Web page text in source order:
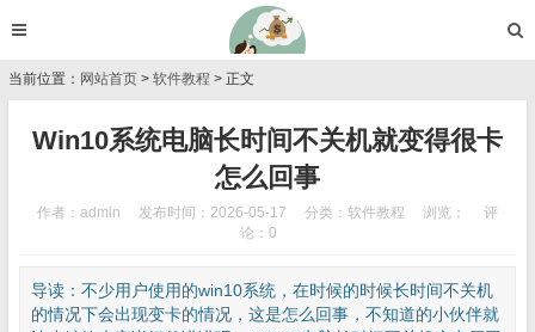
当前位置： 网站首页 > 软件教程 > 正文
Win10系统电脑长时间不关机就变得很卡
怎么回事
作者：admin 发布时间：2026-05-17 分类： 软件教程 浏览：
评
论：0
导读：不少用户使用的win10系统，在时候的时候长时间不关机
的情况下会出现变卡的情况，这是怎么回事，不知道的小伙伴就